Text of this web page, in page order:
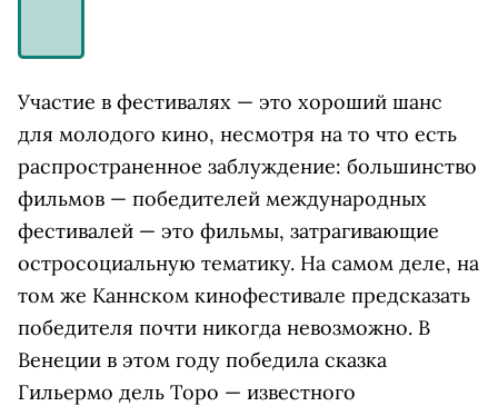
Участие в фестивалях — это хороший шанс
для молодого кино, несмотря на то что есть
распространенное заблуждение: большинство
фильмов — победителей международных
фестивалей — это фильмы, затрагивающие
остросоциальную тематику. На самом деле, на
том же Каннском кинофестивале предсказать
победителя почти никогда невозможно. В
Венеции в этом году победила сказка
Гильермо дель Торо — известного